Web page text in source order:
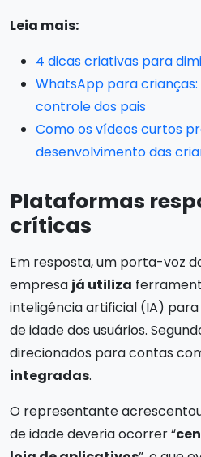
Leia mais:
4 dicas criativas para
WhatsApp para
controle dos pais
Como os vídeos curtos
desenvolvimento das
Plataformas
críticas
Em resposta, um porta-voz
empresa já utiliza
inteligência artificial (IA)
de idade dos usuários.
direcionados para contas
integradas.
O representante
de idade deveria ocorrer “